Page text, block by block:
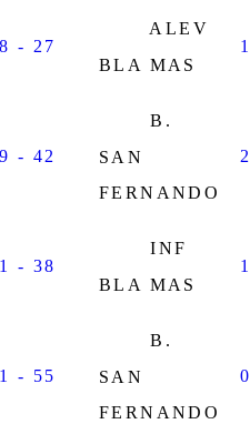
- 27
ALEV
BLA MAS
- 42
B.
SAN
FERNANDO
- 38
INF
BLA MAS
- 55
B.
SAN
FERNANDO